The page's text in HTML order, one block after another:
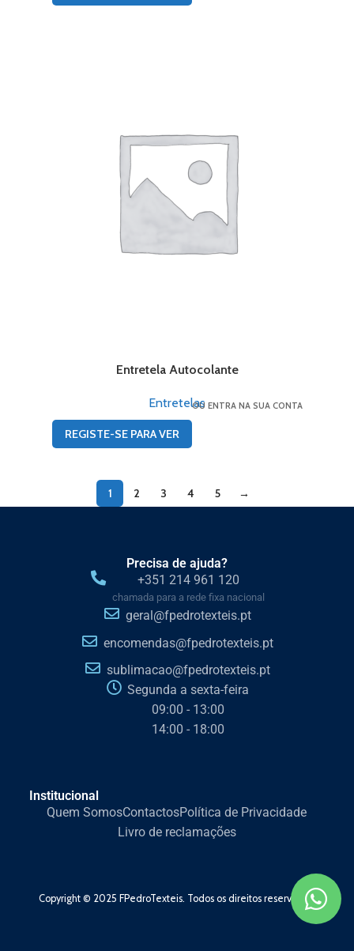
Entretela Autocolante
Entretelas
REGISTE-SE PARA VER
OU ENTRA NA SUA CONTA
1 2 3 4 5 →
Institucional
Quem SomosContactosPolítica de Privacidade
Livro de reclamações
Precisa de ajuda?
+351 214 961 120
chamada para a rede fixa nacional
geral@fpedrotexteis.pt
encomendas@fpedrotexteis.pt
sublimacao@fpedrotexteis.pt
Segunda a sexta-feira
09:00 - 13:00
14:00 - 18:00
Copyright © 2025 FPedroTexteis. Todos os direitos reservados.